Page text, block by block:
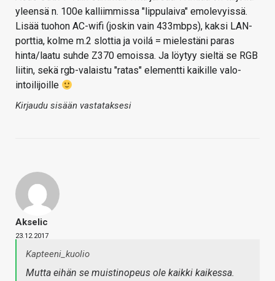
yleensä n. 100e kalliimmissa "lippulaiva" emolevyissä.
Lisää tuohon AC-wifi (joskin vain 433mbps), kaksi LAN-
porttia, kolme m.2 slottia ja voilá = mielestäni paras
hinta/laatu suhde Z370 emoissa. Ja löytyy sieltä se RGB
liitin, sekä rgb-valaistu "ratas" elementti kaikille valo-
intoilijoille
Kirjaudu sisään vastataksesi
Akselic
23.12.2017
Kapteeni_kuolio
Mutta eihän se muistinopeus ole kaikki kaikessa.